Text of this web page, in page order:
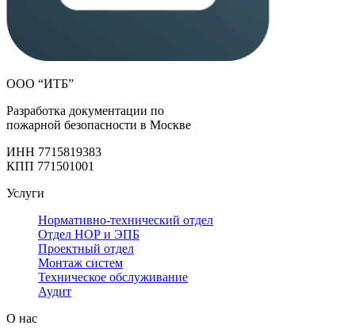
ООО “ИТБ”
Разработка документации по
пожарной безопасности в Москве
ИНН 7715819383
КПП 771501001
Услуги
Нормативно-технический отдел
Отдел НОР и ЭПБ
Проектный отдел
Монтаж систем
Техническое обслуживание
Аудит
О нас